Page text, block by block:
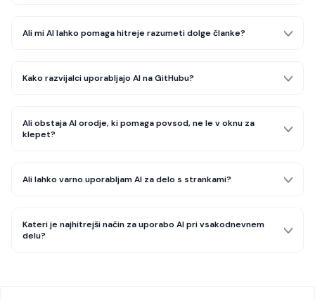
Ali mi AI lahko pomaga hitreje razumeti dolge članke?
Kako razvijalci uporabljajo AI na GitHubu?
Ali obstaja AI orodje, ki pomaga povsod, ne le v oknu za
klepet?
Ali lahko varno uporabljam AI za delo s strankami?
Kateri je najhitrejši način za uporabo AI pri vsakodnevnem
delu?